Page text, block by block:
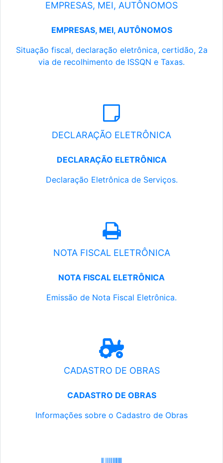
EMPRESAS, MEI, AUTÔNOMOS
EMPRESAS, MEI, AUTÔNOMOS
Situação fiscal, declaração eletrônica, certidão, 2a
via de recolhimento de ISSQN e Taxas.
DECLARAÇÃO ELETRÔNICA
DECLARAÇÃO ELETRÔNICA
Declaração Eletrônica de Serviços.
NOTA FISCAL ELETRÔNICA
NOTA FISCAL ELETRÔNICA
Emissão de Nota Fiscal Eletrônica.
CADASTRO DE OBRAS
CADASTRO DE OBRAS
Informações sobre o Cadastro de Obras